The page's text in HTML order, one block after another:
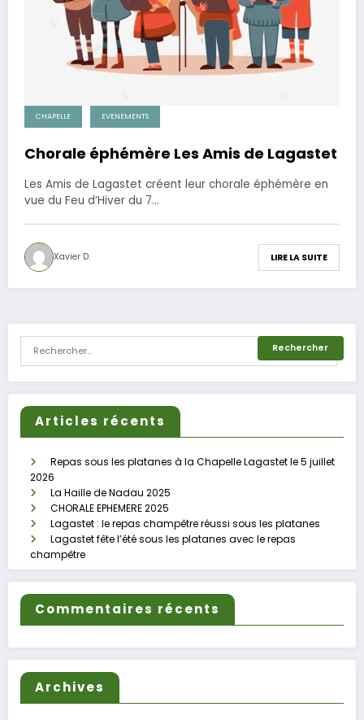
CHAPELLE EVENEMENTS
Chorale éphémère Les Amis de Lagastet
Les Amis de Lagastet créent leur chorale éphémère en
vue du Feu d’Hiver du 7…
Xavier D. LIRE LA SUITE
Articles récents
Repas sous les platanes à la Chapelle Lagastet le 5 juillet
2026
La Haille de Nadau 2025
CHORALE EPHEMERE 2025
Lagastet : le repas champêtre réussi sous les platanes
Lagastet fête l’été sous les platanes avec le repas
champêtre
Commentaires récents
Archives